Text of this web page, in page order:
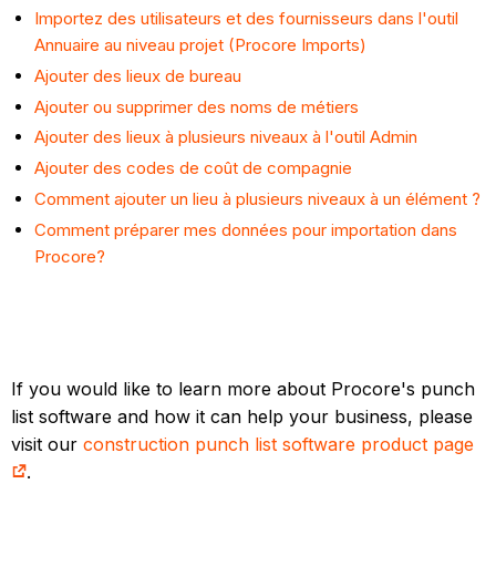
Importez des utilisateurs et des fournisseurs dans l'outil
Annuaire au niveau projet (Procore Imports)
Ajouter des lieux de bureau
Ajouter ou supprimer des noms de métiers
Ajouter des lieux à plusieurs niveaux à l'outil Admin
Ajouter des codes de coût de compagnie
Comment ajouter un lieu à plusieurs niveaux à un élément ?
Comment préparer mes données pour importation dans
Procore?
If you would like to learn more about Procore's punch
list software and how it can help your business, please
visit ourconstruction punch list software product page
.